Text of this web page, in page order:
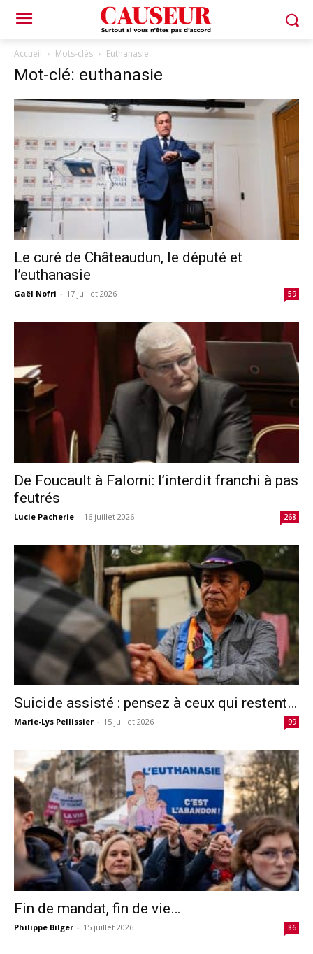
Accueil Mots-clés Euthanasie
Mot-clé: euthanasie
Le curé de Châteaudun, le député et
l’euthanasie
Gaël Nofri - 17 juillet 2026 59
De Foucault à Falorni: l’interdit franchi à pas
feutrés
Lucie Pacherie - 16 juillet 2026 268
Suicide assisté : pensez à ceux qui restent…
Marie-Lys Pellissier - 15 juillet 2026 99
Fin de mandat, fin de vie…
Philippe Bilger - 15 juillet 2026 86